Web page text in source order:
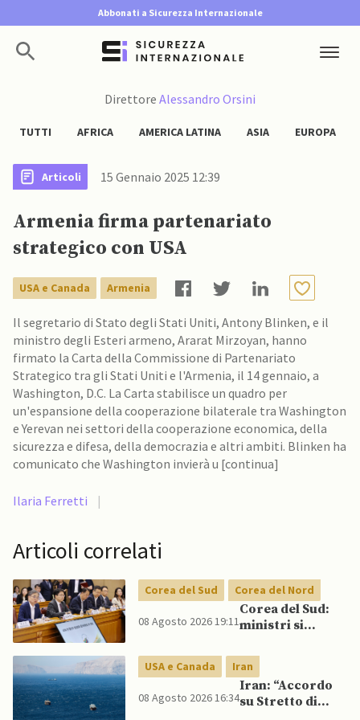
Abbonati a Sicurezza Internazionale
Direttore Alessandro Orsini
TUTTI AFRICA AMERICA LATINA ASIA EUROPA
Articoli 15 Gennaio 2025 12:39
Armenia firma partenariato
strategico con USA
USA e Canada Armenia
Il segretario di Stato degli Stati Uniti, Antony Blinken, e il
ministro degli Esteri armeno, Ararat Mirzoyan, hanno
firmato la Carta della Commissione di Partenariato
Strategico tra gli Stati Uniti e l'Armenia, il 14 gennaio, a
Washington, D.C. La Carta stabilisce un quadro per
un'espansione della cooperazione bilaterale tra Washington
e Yerevan nei settori della cooperazione economica, della
sicurezza e difesa, della democrazia e altri ambiti. Blinken ha
comunicato che Washington invierà u [continua]
Ilaria Ferretti |
Articoli correlati
Corea del Sud Corea del Nord
08 Agosto 2026 19:11
Corea del Sud:
ministri si
pubblicamente
su politica con il
Nord, mentre
Lee spinge per
USA e Canada Iran
08 Agosto 2026 16:34
Iran: “Accordo
su Stretto di